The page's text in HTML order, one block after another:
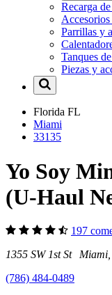
Recarga
Parrillas y
Tanques
Piezas y
Florida FL
Miami
33135
Yo Soy
(U-Haul
197
1355 SW 1st St
(786) 484-0489